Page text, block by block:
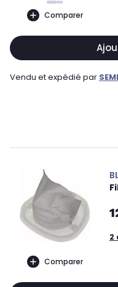
Comparer
Vendu et expédié par
Comparer
2